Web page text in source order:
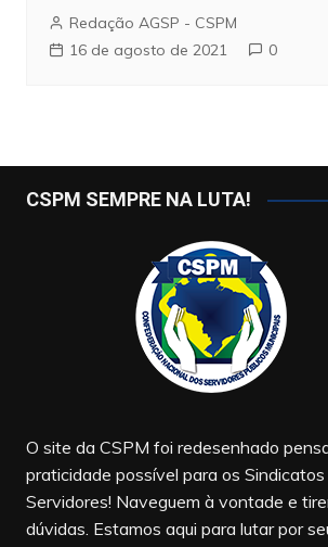
Redação AGSP - CSPM
16 de agosto de 2021
0
CSPM SEMPRE NA LUTA!
O site da CSPM foi redesenhado
praticidade possível para os
Servidores! Naveguem à vontade e
dúvidas. Estamos aqui para lutar por